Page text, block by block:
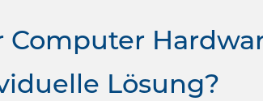
Computer
Lösung?